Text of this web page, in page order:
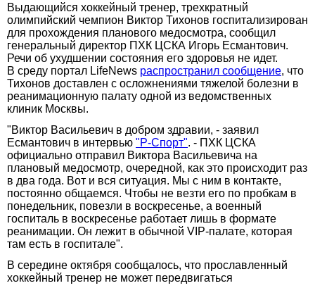
Выдающийся хоккейный тренер, трехкратный
олимпийский чемпион Виктор Тихонов госпитализирован
для прохождения планового медосмотра, сообщил
генеральный директор ПХК ЦСКА Игорь Есмантович.
Речи об ухудшении состояния его здоровья не идет.
В среду портал LifeNews распространил сообщение, что
Тихонов доставлен с осложнениями тяжелой болезни в
реанимационную палату одной из ведомственных
клиник Москвы.
"Виктор Васильевич в добром здравии, - заявил
Есмантович в интервью "Р-Спорт". - ПХК ЦСКА
официально отправил Виктора Васильевича на
плановый медосмотр, очередной, как это происходит раз
в два года. Вот и вся ситуация. Мы с ним в контакте,
постоянно общаемся. Чтобы не везти его по пробкам в
понедельник, повезли в воскресенье, а военный
госпиталь в воскресенье работает лишь в формате
реанимации. Он лежит в обычной VIP-палате, которая
там есть в госпитале".
В середине октября сообщалось, что прославленный
хоккейный тренер не может передвигаться